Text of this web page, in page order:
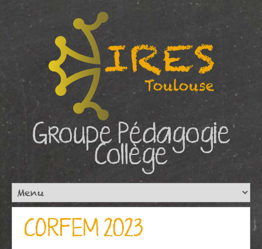
Groupe Pédagogie
Collège
CORFEM 2023